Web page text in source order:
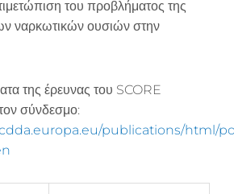
του προβλήματος της
ναρκωτικών ουσιών στην
της έρευνας του SCORE
σύνδεσμο:
publications/html/